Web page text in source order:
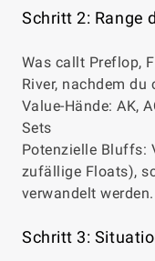
Schritt 2: Range
Was callt Preflop,
River, nachdem du
Value-Hände: AK,
Sets
Potenzielle Bluffs:
zufällige Floats),
verwandelt werden.
Schritt 3: